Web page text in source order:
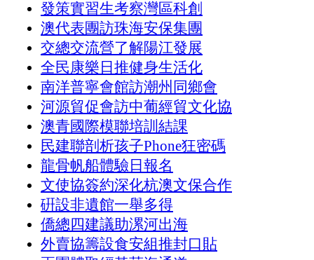
發策實習生考察灣區科創
澳代表團訪珠海安保集團
交總交流營了解陽江發展
全民康樂日推健身生活化
南洋普寧會館訪潮州同鄉會
河源貿促會訪中葡經貿文化協
澳青國際模聯培訓結課
民建聯剖析孩子Phone狂密碼
龍骨帆船體驗日報名
文使協簽約深化杭澳文保合作
硏設非遺館一舉多得
僑總四建議助漯河出海
外賣協籌設食安組推封口貼